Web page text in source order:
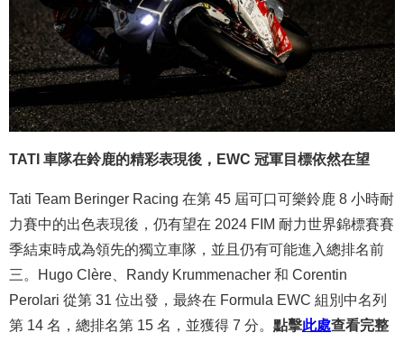
TATI 車隊在鈴鹿的精彩表現後，EWC 冠軍目標依然在望
Tati Team Beringer Racing 在第 45 屆可口可樂鈴鹿 8 小時耐
力賽中的出色表現後，仍有望在 2024 FIM 耐力世界錦標賽賽
季結束時成為領先的獨立車隊，並且仍有可能進入總排名前
三。Hugo Clère、Randy Krummenacher 和 Corentin
Perolari 從第 31 位出發，最終在 Formula EWC 組別中名列
第 14 名，總排名第 15 名，並獲得 7 分。 點擊此處查看完整